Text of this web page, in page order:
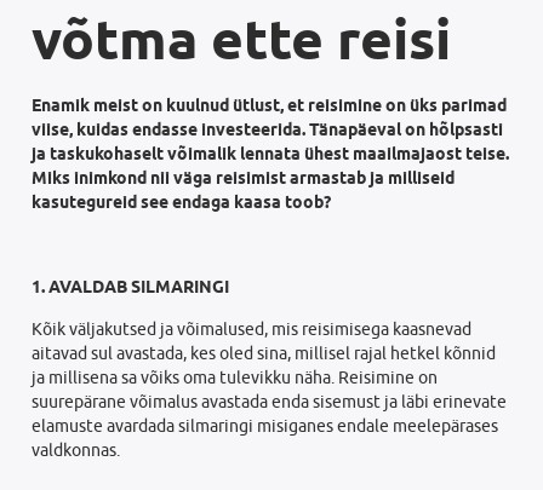
võtma ette reisi
Enamik meist on kuulnud ütlust, et reisimine on üks parimad
viise, kuidas endasse investeerida. Tänapäeval on hõlpsasti
ja taskukohaselt võimalik lennata ühest maailmajaost teise.
Miks inimkond nii väga reisimist armastab ja milliseid
kasutegureid see endaga kaasa toob?
1. AVALDAB SILMARINGI
Kõik väljakutsed ja võimalused, mis reisimisega kaasnevad
aitavad sul avastada, kes oled sina, millisel rajal hetkel kõnnid
ja millisena sa võiks oma tulevikku näha. Reisimine on
suurepärane võimalus avastada enda sisemust ja läbi erinevate
elamuste avardada silmaringi misiganes endale meelepärases
valdkonnas.